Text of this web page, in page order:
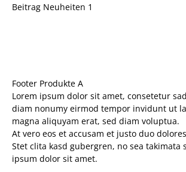
Beitrag Neuheiten 1
Footer Produkte A
Lorem ipsum dolor sit amet, consetetur
diam nonumy eirmod tempor invidunt ut
magna aliquyam erat, sed diam voluptua.
At vero eos et accusam et justo duo
Stet clita kasd gubergren, no sea takimata
ipsum dolor sit amet.